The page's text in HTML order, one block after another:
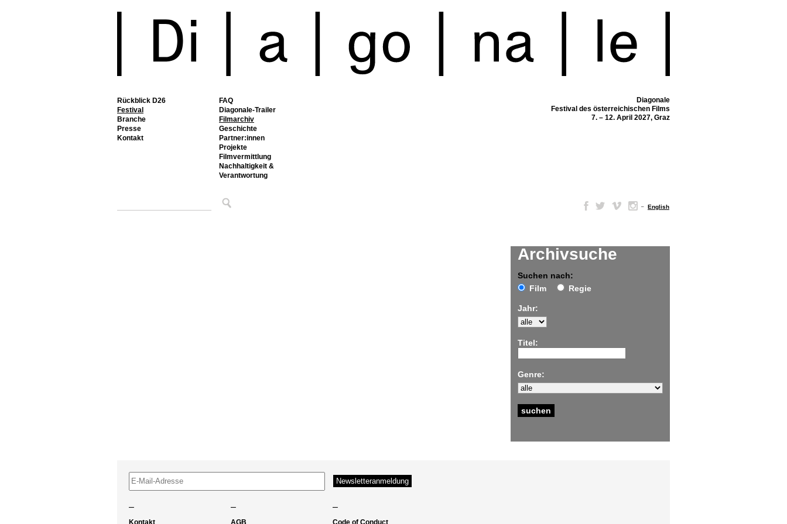
Rückblick D26
Festival
FAQ
Diagonale-Trailer
Filmarchiv
Geschichte
Partner:innen
Projekte
Filmvermittlung
Nachhaltigkeit &
Verantwortung
Branche
Presse
Kontakt
Diagonale
Festival des österreichischen Films
7. – 12. April 2027, Graz
– English
Archivsuche
Suchen nach:
Film
Regie
Jahr:
Titel:
Genre:
– – –
Kontakt AGB Code of Conduct